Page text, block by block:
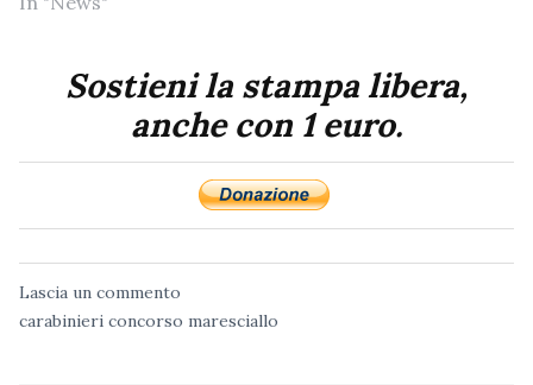
Sostieni la stampa libera,
anche con 1 euro.
Lascia un commento
carabinieri concorso maresciallo